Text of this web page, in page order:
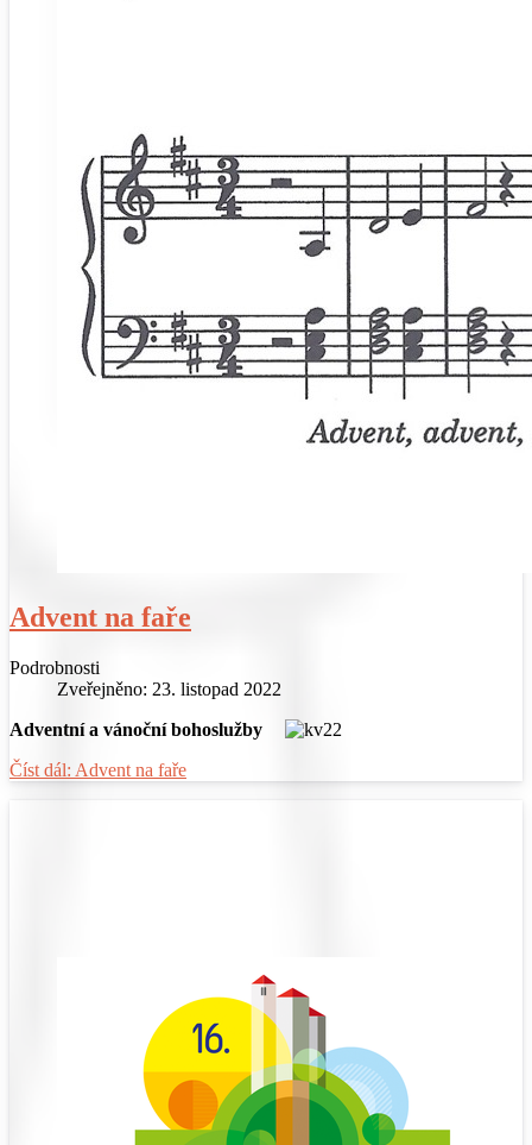
Advent na faře
Podrobnosti
Zveřejněno: 23. listopad 2022
Adventní a vánoční bohoslužby
Číst dál: Advent na faře